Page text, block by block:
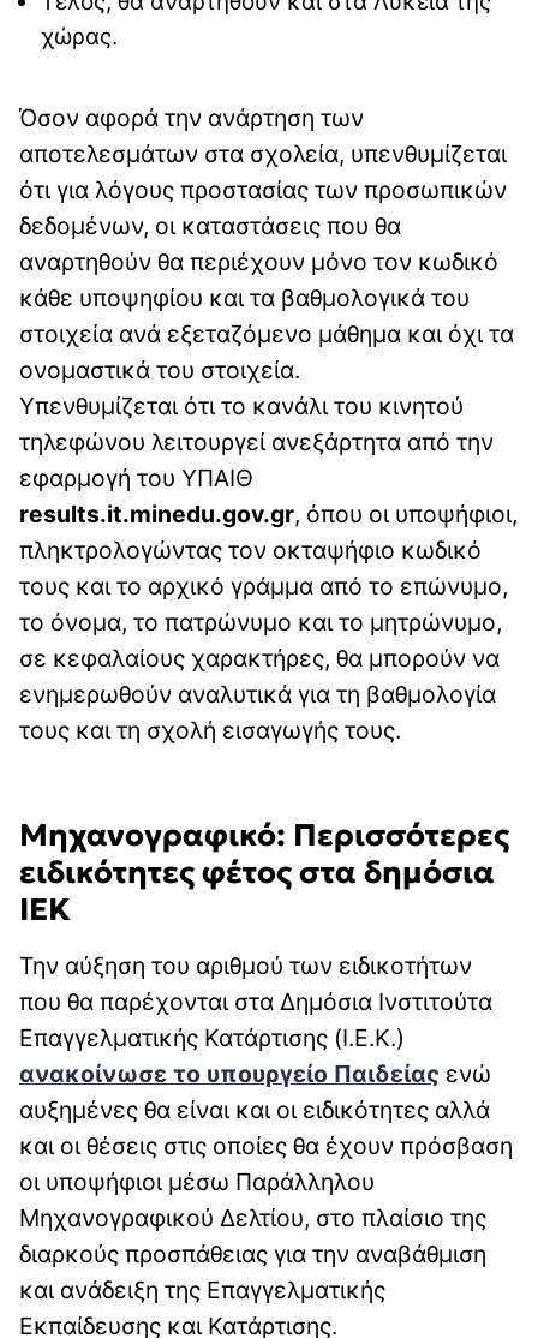
χώρας.
Όσον αφορά την ανάρτηση των
αποτελεσμάτων στα σχολεία, υπενθυμίζεται
ότι για λόγους προστασίας των προσωπικών
δεδομένων, οι καταστάσεις που θα
αναρτηθούν θα περιέχουν μόνο τον κωδικό
κάθε υποψηφίου και τα βαθμολογικά του
στοιχεία ανά εξεταζόμενο μάθημα και όχι τα
ονομαστικά του στοιχεία.
Υπενθυμίζεται ότι το κανάλι του κινητού
τηλεφώνου λειτουργεί ανεξάρτητα από την
εφαρμογή του ΥΠΑΙΘ
results.it.minedu.gov.gr, όπου οι υποψήφιοι,
πληκτρολογώντας τον οκταψήφιο κωδικό
τους και το αρχικό γράμμα από το επώνυμο,
το όνομα, το πατρώνυμο και το μητρώνυμο,
σε κεφαλαίους χαρακτήρες, θα μπορούν να
ενημερωθούν αναλυτικά για τη βαθμολογία
τους και τη σχολή εισαγωγής τους.
Μηχανογραφικό: Περισσότερες
ειδικότητες φέτος στα δημόσια
ΙΕΚ
Την αύξηση του αριθμού των ειδικοτήτων
που θα παρέχονται στα Δημόσια Ινστιτούτα
Επαγγελματικής Κατάρτισης (Ι.Ε.Κ.)
ανακοίνωσε το υπουργείο Παιδείας ενώ
αυξημένες θα είναι και οι ειδικότητες αλλά
και οι θέσεις στις οποίες θα έχουν πρόσβαση
οι υποψήφιοι μέσω Παράλληλου
Μηχανογραφικού Δελτίου, στο πλαίσιο της
διαρκούς προσπάθειας για την αναβάθμιση
και ανάδειξη της Επαγγελματικής
Εκπαίδευσης και Κατάρτισης.